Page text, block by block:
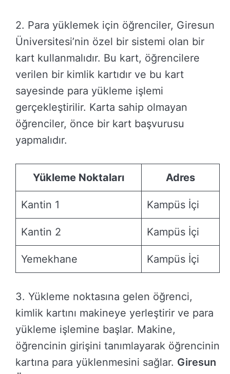
2. Para yüklemek için öğrenciler, Giresun
Üniversitesi’nin özel bir sistemi olan bir
kart kullanmalıdır. Bu kart, öğrencilere
verilen bir kimlik kartıdır ve bu kart
sayesinde para yükleme işlemi
gerçekleştirilir. Karta sahip olmayan
öğrenciler, önce bir kart başvurusu
yapmalıdır.
Yükleme Noktaları Adres
Kantin 1 Kampüs İçi
Kantin 2 Kampüs İçi
Yemekhane Kampüs İçi
3. Yükleme noktasına gelen öğrenci,
kimlik kartını makineye yerleştirir ve para
yükleme işlemine başlar. Makine,
öğrencinin girişini tanımlayarak öğrencinin
kartına para yüklenmesini sağlar. Giresun